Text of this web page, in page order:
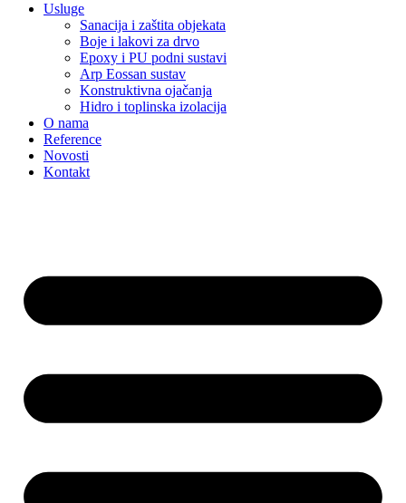
Usluge
Sanacija i zaštita objekata
Boje i lakovi za drvo
Epoxy i PU podni sustavi
Arp Eossan sustav
Konstruktivna ojačanja
Hidro i toplinska izolacija
O nama
Reference
Novosti
Kontakt